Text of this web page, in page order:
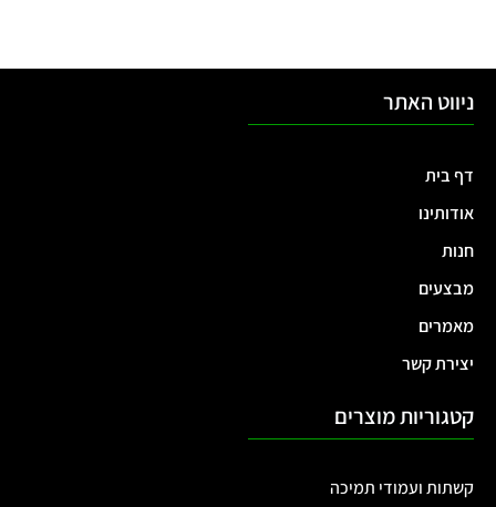
ניווט האתר
דף בית
אודותינו
חנות
מבצעים
מאמרים
יצירת קשר
קטגוריות מוצרים
קשתות ועמודי תמיכה